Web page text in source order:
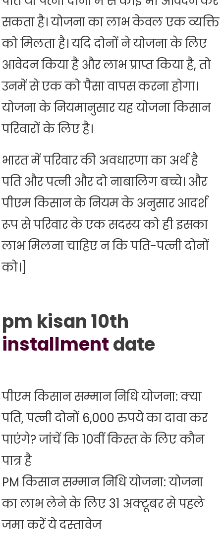
सकता है। योजना का लाभ केवल एक व्यक्ति
को मिलता है। यदि दोनों ने योजना के लिए
आवेदन किया है और लाभ प्राप्त किया है, तो
उनमें से एक को पैसा वापस करना होगा।
योजना के नियमानुसार यह योजना किसान
परिवारों के लिए है।
भारत में परिवार की अवधारणा का अर्थ है
पति और पत्नी और दो नाबालिग बच्चे। और
पीएम किसान के नियम के अनुसार आदर्श
रूप से परिवार के एक सदस्य को ही इसका
लाभ मिलना चाहिए न कि पति-पत्नी दोनों
को।]
pm kisan10th
installmentdate
पीएम किसान सम्मान निधि योजना: क्या
पति, पत्नी दोनों 6,000 रुपये का दावा कर
पाएंगे? जांचें कि 10वीं किस्त के लिए कौन
पात्र है
PM किसान सम्मान निधि योजना: योजना
का लाभ लेने के लिए 31 अक्टूबर से पहले
जमा करें ये दस्तावेज